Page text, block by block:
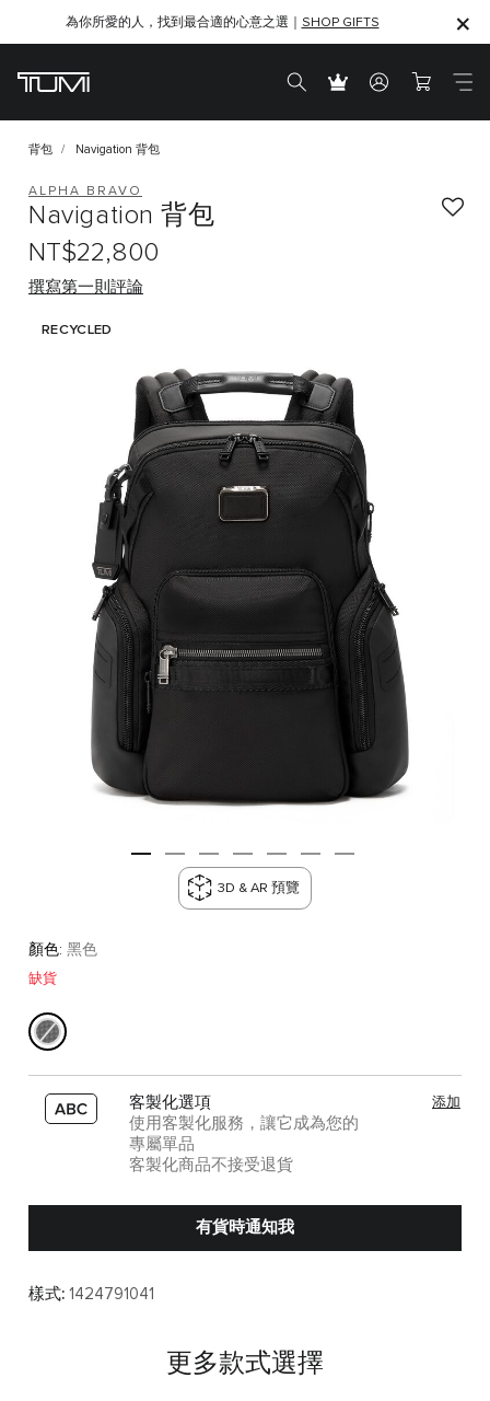
SHOP GIFTS
為你所愛的人，找到最合適的心意之選｜ SHOP GIFTS
背包 Navigation 背包
RECYCLED
3D & AR 預覽
ALPHA BRAVO
Navigation 背包
NT$22,800
撰寫第一則評論
顏色: 黑色
缺貨
客製化選項
使用客製化服務，讓它成為您的
專屬單品
客製化商品不接受退貨
添加
有貨時通知我
樣式: 1424791041
更多款式選擇